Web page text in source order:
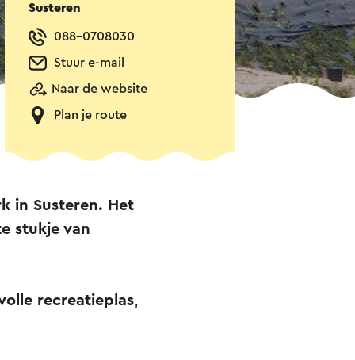
Susteren
088-0708030
Stuur e-mail
Naar de website
Plan je route
in Susteren. Het
stukje van
recreatieplas,